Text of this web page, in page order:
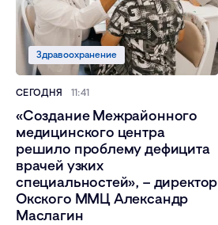
«Создание Межрайонного
медицинского центра
решило проблему дефицита
врачей узких
специальностей», – директор
Окского ММЦ Александр
Маслагин
Здравоохранение
СЕГОДНЯ 11:41